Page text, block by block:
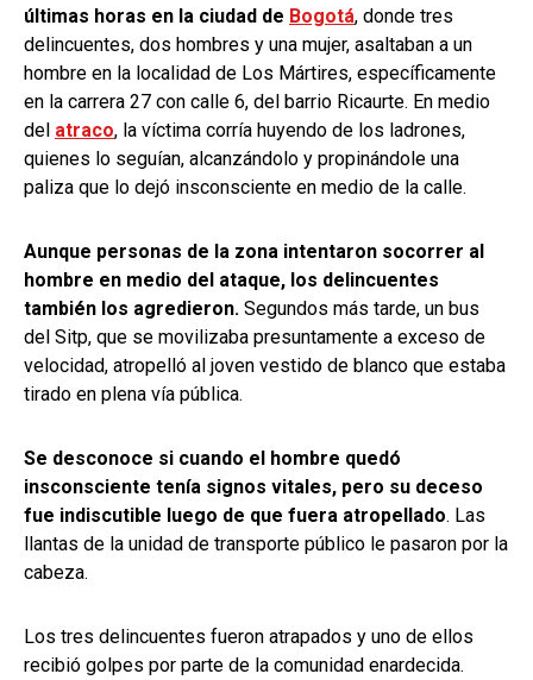
últimas horas en la ciudad de Bogotá, donde tres
delincuentes, dos hombres y una mujer, asaltaban a un
hombre en la localidad de Los Mártires, específicamente
en la carrera 27 con calle 6, del barrio Ricaurte. En medio
del atraco, la víctima corría huyendo de los ladrones,
quienes lo seguían, alcanzándolo y propinándole una
paliza que lo dejó insconsciente en medio de la calle.
Aunque personas de la zona intentaron socorrer al
hombre en medio del ataque, los delincuentes
también los agredieron. Segundos más tarde, un bus
del Sitp, que se movilizaba presuntamente a exceso de
velocidad, atropelló al joven vestido de blanco que estaba
tirado en plena vía pública.
Se desconoce si cuando el hombre quedó
insconsciente tenía signos vitales, pero su deceso
fue indiscutible luego de que fuera atropellado. Las
llantas de la unidad de transporte público le pasaron por la
cabeza.
Los tres delincuentes fueron atrapados y uno de ellos
recibió golpes por parte de la comunidad enardecida.